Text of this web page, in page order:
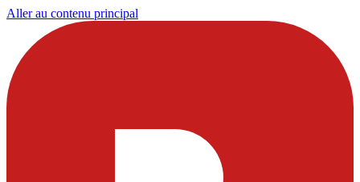
Aller au contenu principal